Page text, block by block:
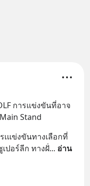
การแข่งขันที่อาจ
Stand
แข่งขันทางเลือกที่
เปอร์ลีก ทางฝั่... อ่าน